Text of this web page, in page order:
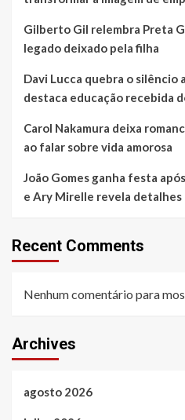
Gilberto Gil relembra Preta
legado deixado pela filha
Davi Lucca quebra o silêncio
destaca educação recebida
Carol Nakamura deixa
ao falar sobre vida amorosa
João Gomes ganha festa
e Ary Mirelle revela detalhes
Recent Comments
Nenhum comentário para
Archives
agosto 2026